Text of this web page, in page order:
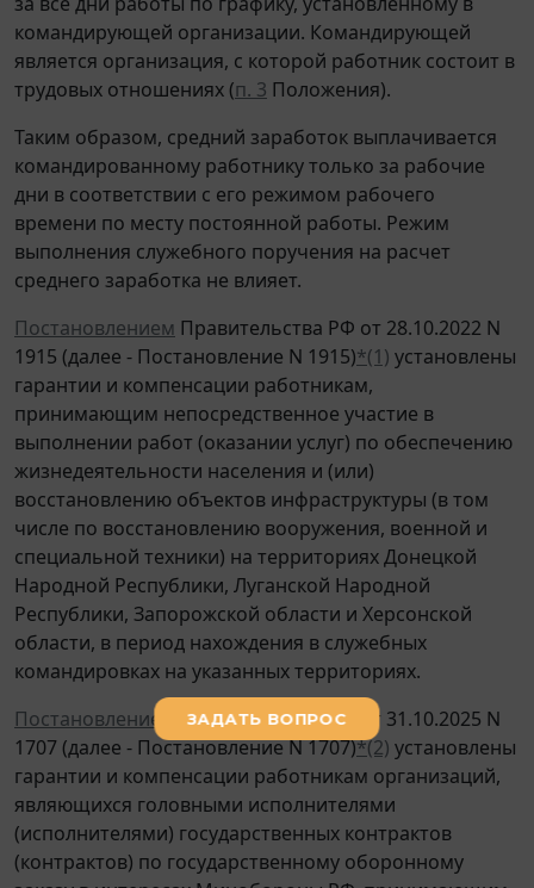
командирующей организации. Командирующей
является организация, с которой работник состоит в
трудовых отношениях (п. 3 Положения).
Таким образом, средний заработок выплачивается
командированному работнику только за рабочие
дни в соответствии с его режимом рабочего
времени по месту постоянной работы. Режим
выполнения служебного поручения на расчет
среднего заработка не влияет.
Постановлением Правительства РФ от 28.10.2022 N
1915 (далее - Постановление N 1915)*(1) установлены
гарантии и компенсации работникам,
принимающим непосредственное участие в
выполнении работ (оказании услуг) по обеспечению
жизнедеятельности населения и (или)
восстановлению объектов инфраструктуры (в том
числе по восстановлению вооружения, военной и
специальной техники) на территориях Донецкой
Народной Республики, Луганской Народной
Республики, Запорожской области и Херсонской
области, в период нахождения в служебных
командировках на указанных территориях.
Постановлением
Правительства РФ от 31.10.2025 N
1707 (далее - Постановление N 1707)*(2) установлены
гарантии и компенсации работникам организаций,
являющихся головными исполнителями
(исполнителями) государственных контрактов
(контрактов) по государственному оборонному